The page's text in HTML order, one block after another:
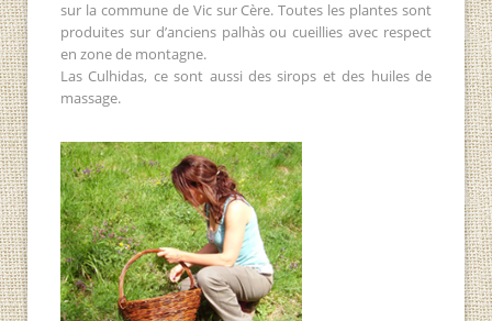
sur la commune de Vic sur Cère. Toutes les plantes sont
produites sur d’anciens palhàs ou cueillies avec respect
en zone de montagne.
Las Culhidas, ce sont aussi des sirops et des huiles de
massage.